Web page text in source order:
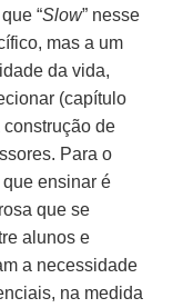
“Slow” nesse
mas a um
da vida,
(capítulo
de
Para o
ensinar é
que se
alunos e
a necessidade
na medida